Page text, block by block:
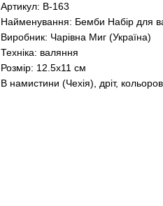
Артикул: В-163
Найменування: Бемби Набір для
Виробник: Чарівна Миг (Україна)
Техніка: валяння
Розмір: 12.5x11 см
В намистини (Чехія), дріт,